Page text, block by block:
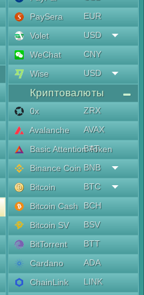
PaySera
EUR
Volet
USD
WeChat
CNY
Wise
USD
Криптовалюты
0x
ZRX
Avalanche
AVAX
Basic Attention Token
BAT
Binance Coin BNB
Bitcoin
BTC
Bitcoin Cash
BCH
Bitcoin SV
BSV
BitTorrent
BTT
Cardano
ADA
ChainLink
LINK